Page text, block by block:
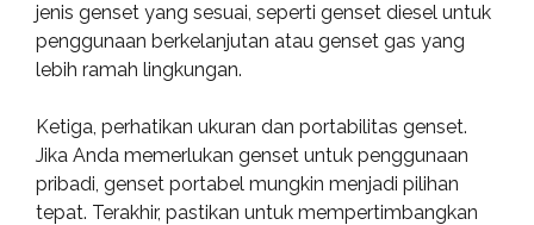
jenis genset yang sesuai, seperti genset diesel untuk
penggunaan berkelanjutan atau genset gas yang
lebih ramah lingkungan.
Ketiga, perhatikan ukuran dan portabilitas genset.
Jika Anda memerlukan genset untuk penggunaan
pribadi, genset portabel mungkin menjadi pilihan
tepat. Terakhir, pastikan untuk mempertimbangkan